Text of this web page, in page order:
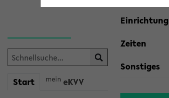
Start mein eKVV
Einrichtung
Zeiten
Sonstiges